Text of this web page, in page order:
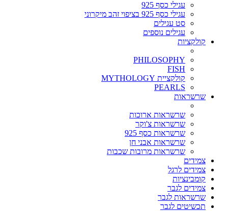
עגילי כסף 925
עגילי כסף 925 בציפוי זהב מיקרוני
סט עגילים
עגילים נוספים
קולקציות
PHILOSOPHY
FISH
קולקציית MYTHOLOGY
PEARLS
שרשראות
שרשראות ארוכות
שרשראות צ'וקר
שרשראות כסף 925
שרשראות אבני חן
שרשראות מרובות שכבות
צמידים
צמידים לרגל
קומבינציות
צמידים לגבר
שרשראות לגבר
תכשיטים לגבר